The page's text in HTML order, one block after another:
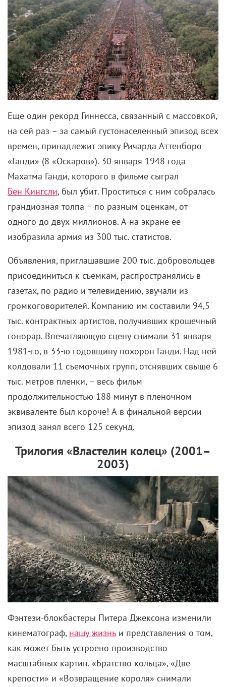
Еще один рекорд Гиннесса, связанный с массовкой,
на сей раз – за самый густонаселенный эпизод всех
времен, принадлежит эпику Ричарда Аттенборо
«Ганди» (8 «Оскаров»). 30 января 1948 года
Махатма Ганди, которого в фильме сыграл
Бен Кингсли, был убит. Проститься с ним собралась
грандиозная толпа – по разным оценкам, от
одного до двух миллионов. А на экране ее
изобразила армия из 300 тыс. статистов.
Объявления, приглашавшие 200 тыс. добровольцев
присоединиться к съемкам, распространялись в
газетах, по радио и телевидению, звучали из
громкоговорителей. Компанию им составили 94,5
тыс. контрактных артистов, получивших крошечный
гонорар. Впечатляющую сцену снимали 31 января
1981-го, в 33-ю годовщину похорон Ганди. Над ней
колдовали 11 съемочных групп, отснявших свыше 6
тыс. метров пленки, – весь фильм
продолжительностью 188 минут в пленочном
эквиваленте был короче! А в финальной версии
эпизод занял всего 125 секунд.
Трилогия «Властелин колец» (2001–
2003)
Фэнтези-блокбастеры Питера Джексона изменили
кинематограф, нашу жизнь и представления о том,
как может быть устроено производство
масштабных картин. «Братство кольца», «Две
крепости» и «Возвращение короля» снимали